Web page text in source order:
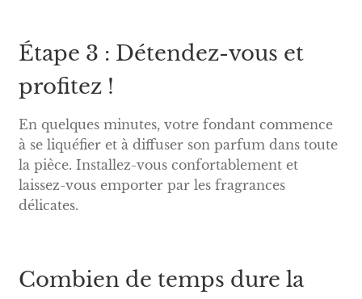
Étape 3 : Détendez-vous et
profitez !
En quelques minutes, votre fondant commence
à se liquéfier et à diffuser son parfum dans toute
la pièce. Installez-vous confortablement et
laissez-vous emporter par les fragrances
délicates.
Combien de temps dure la